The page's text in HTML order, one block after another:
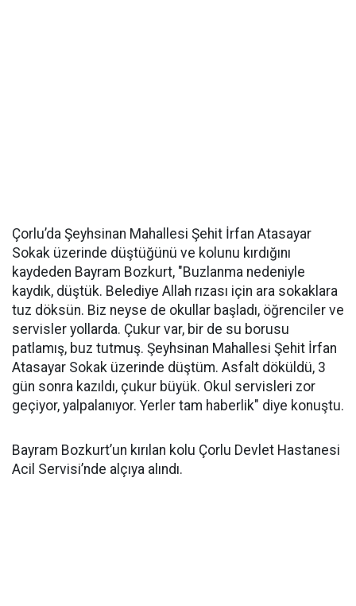
Çorlu’da Şeyhsinan Mahallesi Şehit İrfan Atasayar
Sokak üzerinde düştüğünü ve kolunu kırdığını
kaydeden Bayram Bozkurt, "Buzlanma nedeniyle
kaydık, düştük. Belediye Allah rızası için ara sokaklara
tuz döksün. Biz neyse de okullar başladı, öğrenciler ve
servisler yollarda. Çukur var, bir de su borusu
patlamış, buz tutmuş. Şeyhsinan Mahallesi Şehit İrfan
Atasayar Sokak üzerinde düştüm. Asfalt döküldü, 3
gün sonra kazıldı, çukur büyük. Okul servisleri zor
geçiyor, yalpalanıyor. Yerler tam haberlik" diye konuştu.
Bayram Bozkurt’un kırılan kolu Çorlu Devlet Hastanesi
Acil Servisi’nde alçıya alındı.